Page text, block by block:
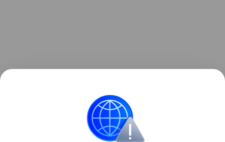
первый ЖК-телевизор с подсветкой RGB microLED
телевизоры